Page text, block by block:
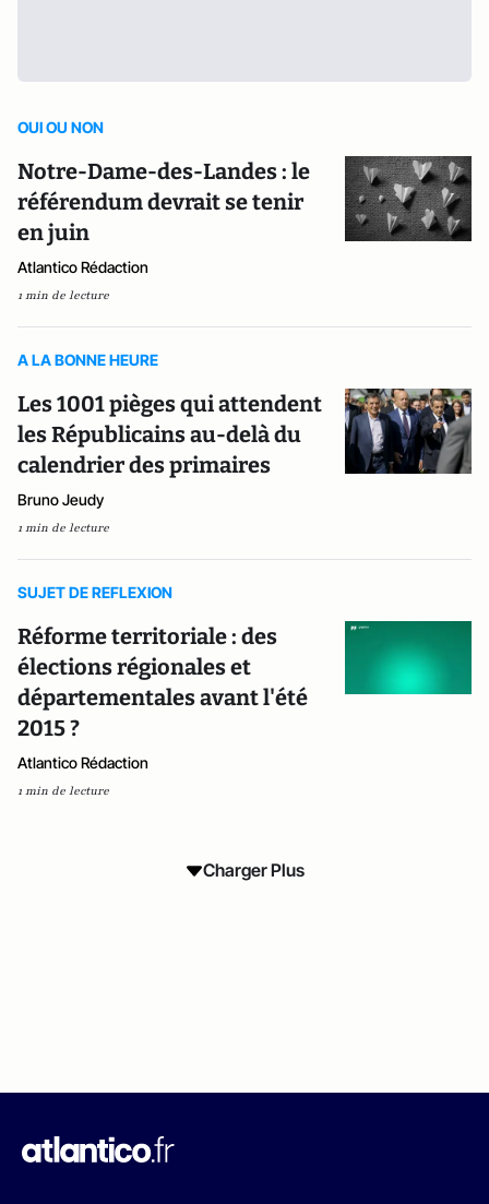
OUI OU NON
Notre-Dame-des-Landes : le
référendum devrait se tenir
en juin
Atlantico Rédaction
1 min de lecture
A LA BONNE HEURE
Les 1001 pièges qui attendent
les Républicains au-delà du
calendrier des primaires
Bruno Jeudy
1 min de lecture
SUJET DE REFLEXION
Réforme territoriale : des
élections régionales et
départementales avant l'été
2015 ?
Atlantico Rédaction
1 min de lecture
Charger Plus